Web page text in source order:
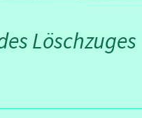
Löschzuges